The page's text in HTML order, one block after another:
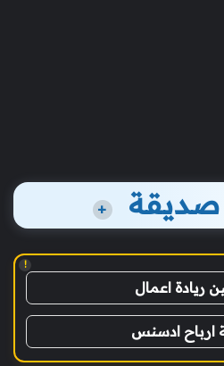
صديقة +
!
ريادة اعمال
ارباح ادسنس